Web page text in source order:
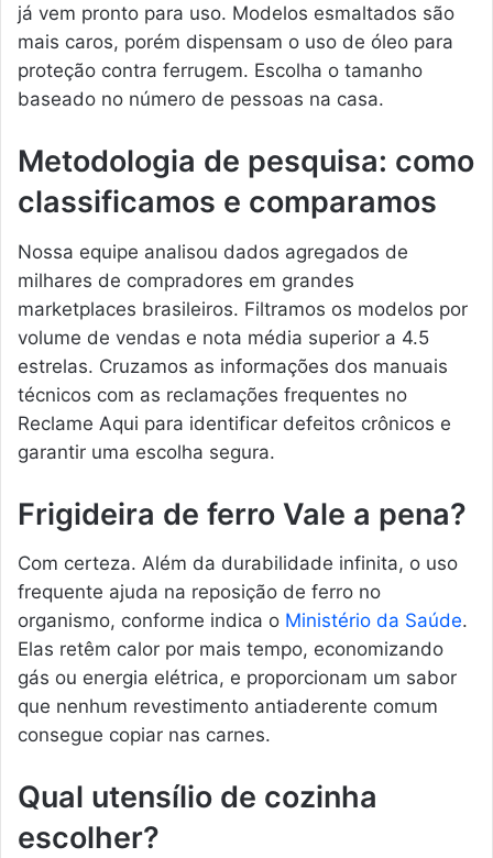
já vem pronto para uso. Modelos esmaltados são
mais caros, porém dispensam o uso de óleo para
proteção contra ferrugem. Escolha o tamanho
baseado no número de pessoas na casa.
Metodologia de pesquisa: como
classificamos e comparamos
Nossa equipe analisou dados agregados de
milhares de compradores em grandes
marketplaces brasileiros. Filtramos os modelos por
volume de vendas e nota média superior a 4.5
estrelas. Cruzamos as informações dos manuais
técnicos com as reclamações frequentes no
Reclame Aqui para identificar defeitos crônicos e
garantir uma escolha segura.
Frigideira de ferro Vale a pena?
Com certeza. Além da durabilidade infinita, o uso
frequente ajuda na reposição de ferro no
organismo, conforme indica o Ministério da Saúde.
Elas retêm calor por mais tempo, economizando
gás ou energia elétrica, e proporcionam um sabor
que nenhum revestimento antiaderente comum
consegue copiar nas carnes.
Qual utensílio de cozinha
escolher?